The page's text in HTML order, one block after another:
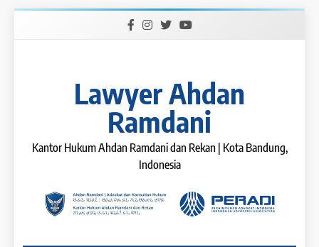
Lawyer Ahdan
Ramdani
Kantor Hukum Ahdan Ramdani dan Rekan | Kota Bandung,
Indonesia